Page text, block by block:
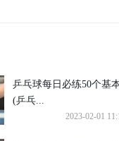
乒乓球每日必练50个基
(乒乓...
2023-02-01